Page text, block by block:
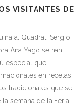
VISITANTES DE
al Quadrat, Sergio
Ana Yago se han
especial que
en recetas
tradicionales que se
semana de la Feria